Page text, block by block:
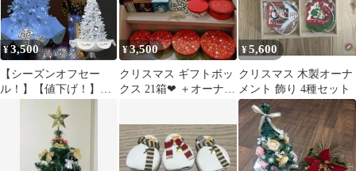
¥3,500
【シーズンオフセー
ル！】【値下げ！】
【早い者勝ち！】【☆
在庫処分セール☆】ク
リスマスツリー 190cm
ホワイト 雪 LED ライ
ト 音楽
¥3,500
クリスマス ギフトボッ
クス 21箱❤ ＋オーナメ
¥5,600
クリスマス 木製オーナ
メント 飾り 4種セット